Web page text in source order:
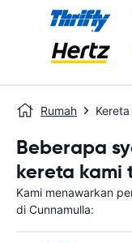
Rumah
Beberapa
kereta kami
Kami menawarkan
di Cunnamulla: